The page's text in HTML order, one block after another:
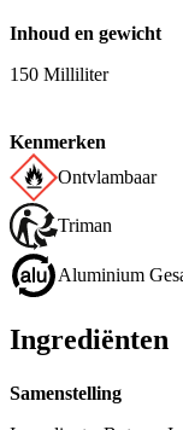
Inhoud en gewicht
150 Milliliter
Kenmerken
Ontvlambaar
Triman
Aluminium
Ingrediënten
Samenstelling